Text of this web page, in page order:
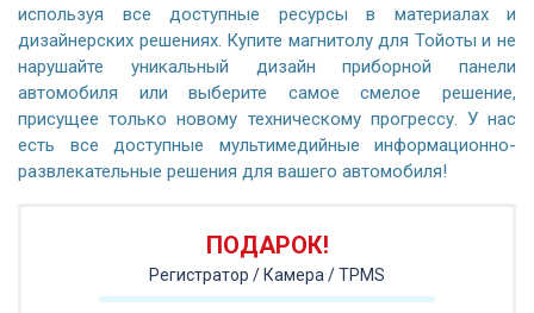
используя все доступные ресурсы в материалах и
дизайнерских решениях. Купите магнитолу для Тойоты и не
нарушайте уникальный дизайн приборной панели
автомобиля или выберите самое смелое решение,
присущее только новому техническому прогрессу. У нас
есть все доступные мультимедийные информационно-
развлекательные решения для вашего автомобиля!
ПОДАРОК!
Регистратор / Камера / TPMS